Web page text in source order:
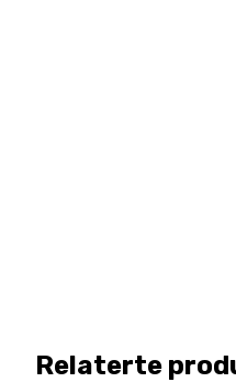
Relaterte